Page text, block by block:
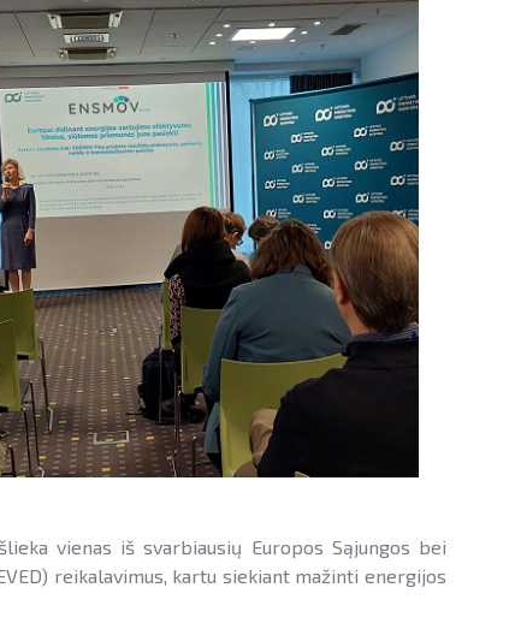
vienas iš svarbiausių Europos Sąjungos bei
reikalavimus, kartu siekiant mažinti energijos